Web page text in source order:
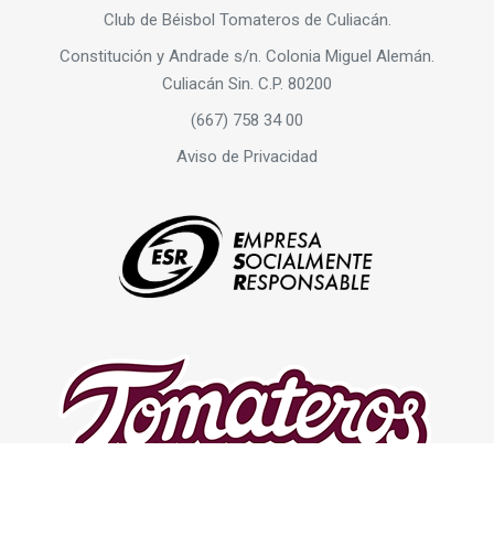
Club de Béisbol Tomateros de Culiacán.
Constitución y Andrade s/n. Colonia Miguel Alemán.
Culiacán Sin. C.P. 80200
(667) 758 34 00
Aviso de Privacidad